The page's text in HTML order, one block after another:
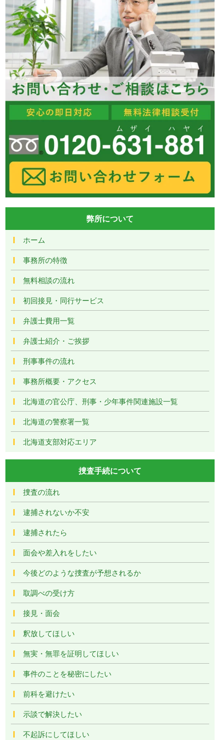
弊所について
ホーム
事務所の特徴
無料相談の流れ
初回接見・同行サービス
弁護士費用一覧
弁護士紹介・ご挨拶
刑事事件の流れ
事務所概要・アクセス
北海道の官公庁、刑事・少年事件関連施設一覧
北海道の警察署一覧
北海道支部対応エリア
捜査手続について
捜査の流れ
逮捕されないか不安
逮捕されたら
面会や差入れをしたい
今後どのような捜査が予想されるか
取調べの受け方
接見・面会
釈放してほしい
無実・無罪を証明してほしい
事件のことを秘密にしたい
前科を避けたい
示談で解決したい
不起訴にしてほしい